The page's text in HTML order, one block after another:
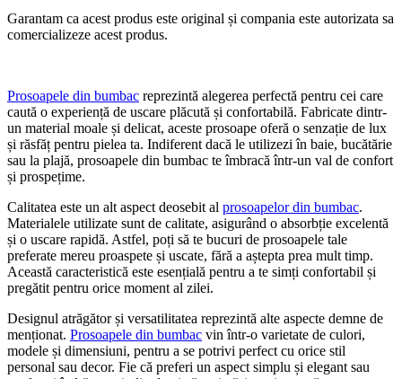
Garantam ca acest produs este original și compania este autorizata sa
comercializeze acest produs.
Prosoapele din bumbac reprezintă alegerea perfectă pentru cei care
caută o experiență de uscare plăcută și confortabilă. Fabricate dintr-
un material moale și delicat, aceste prosoape oferă o senzație de lux
și răsfăț pentru pielea ta. Indiferent dacă le utilizezi în baie, bucătărie
sau la plajă, prosoapele din bumbac te îmbracă într-un val de confort
și prospețime.
Calitatea este un alt aspect deosebit al prosoapelor din bumbac.
Materialele utilizate sunt de calitate, asigurând o absorbție excelentă
și o uscare rapidă. Astfel, poți să te bucuri de prosoapele tale
preferate mereu proaspete și uscate, fără a aștepta prea mult timp.
Această caracteristică este esențială pentru a te simți confortabil și
pregătit pentru orice moment al zilei.
Designul atrăgător și versatilitatea reprezintă alte aspecte demne de
menționat. Prosoapele din bumbac vin într-o varietate de culori,
modele și dimensiuni, pentru a se potrivi perfect cu orice stil
personal sau decor. Fie că preferi un aspect simplu și elegant sau